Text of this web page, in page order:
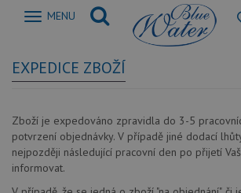
Zobrazit
MENU
EXPEDICE ZBOŽÍ
Zboží je expedováno zpravidla do 3-5
potvrzení objednávky. V případě jiné dodací
nejpozději následující pracovní den po přijetí
informovat.